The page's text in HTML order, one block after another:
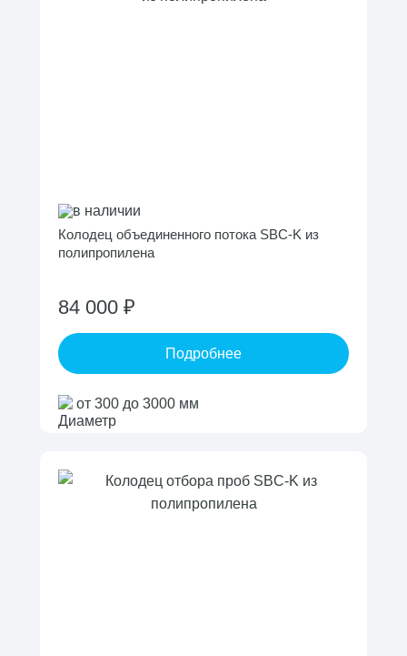
в наличии
Колодец объединенного потока SBC-K из
полипропилена
84 000 ₽
Подробнее
от 300 до 3000 мм